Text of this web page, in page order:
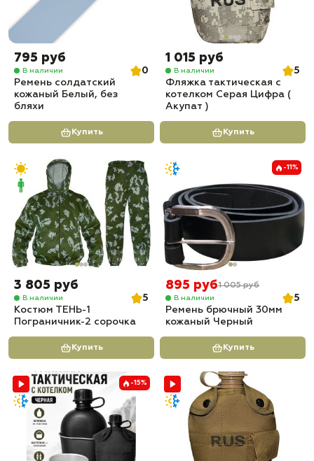
795 руб
В наличии
0
Ремень солдатский
кожаный Белый, без
бляхи
Купить
1 015 руб
В наличии
5
Фляжка тактическая с
котелком Серая Цифра (
Акупат )
Купить
3 805 руб
В наличии
5
Костюм ТЕНЬ-1
Пограничник-2 сорочка
Купить
-11%
895 руб1 005 руб
В наличии
5
Ремень брючный 30мм
кожаный Черный
Купить
-15%